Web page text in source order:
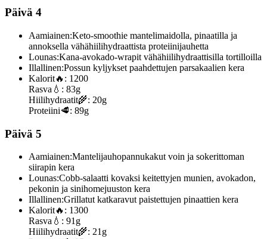
Päivä 4
Aamiainen:Keto-smoothie mantelimaidolla, pinaatilla ja
annoksella vähähiilihydraattista proteiinijauhetta
Lounas:Kana-avokado-wrapit vähähiilihydraattisilla tortilloilla
Illallinen:Possun kyljykset paahdettujen parsakaalien kera
Kalorit🔥: 1200
Rasva 💧: 83g
Hiilihydraatit🌾: 20g
Proteiini🥩: 89g
Päivä 5
Aamiainen:Mantelijauhopannukakut voin ja sokerittoman
siirapin kera
Lounas:Cobb-salaatti kovaksi keitettyjen munien, avokadon,
pekonin ja sinihomejuuston kera
Illallinen:Grillatut katkaravut paistettujen pinaattien kera
Kalorit🔥: 1300
Rasva 💧: 91g
Hiilihydraatit🌾: 21g